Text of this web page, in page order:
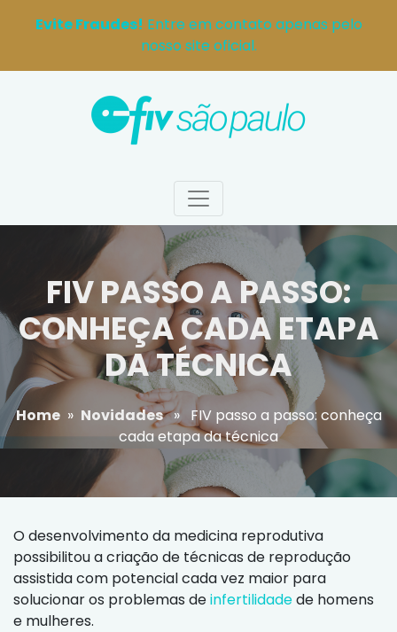
Evite Fraudes! Entre em contato apenas pelo
nosso site oficial.
FIV PASSO A PASSO:
CONHEÇA CADA ETAPA
DA TÉCNICA
Home» Novidades» FIV passo a passo: conheça
cada etapa da técnica
O desenvolvimento da medicina reprodutiva
possibilitou a criação de técnicas de reprodução
assistida com potencial cada vez maior para
solucionar os problemas deinfertilidadede homens
e mulheres.